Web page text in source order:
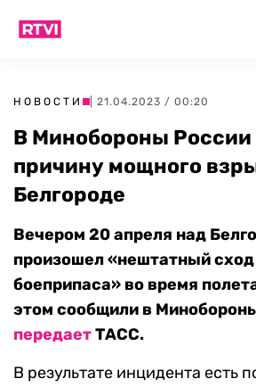
НОВОСТИ | 21.04.2023 / 00:20
В Минобороны России
причину мощного
Белгороде
Вечером 20 апреля над
произошел «нештатный
боеприпаса» во время
этом сообщили в
передаетТАСС.
В результате инцидента есть